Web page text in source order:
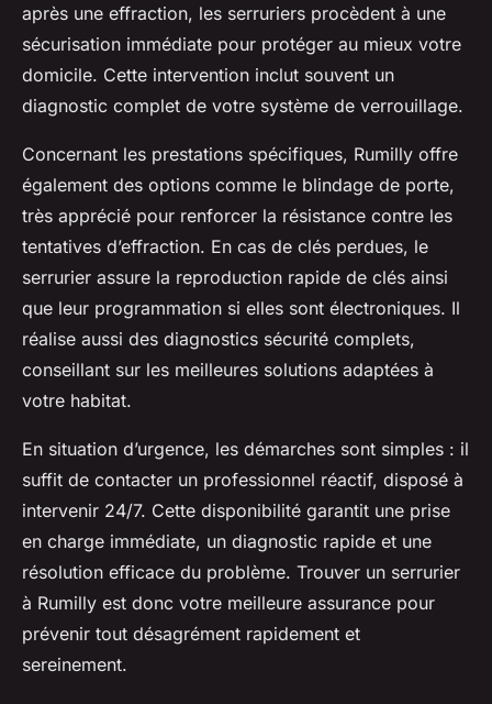
après une effraction, les serruriers procèdent à une
sécurisation immédiate pour protéger au mieux votre
domicile. Cette intervention inclut souvent un
diagnostic complet de votre système de verrouillage.
Concernant les prestations spécifiques, Rumilly offre
également des options comme le blindage de porte,
très apprécié pour renforcer la résistance contre les
tentatives d’effraction. En cas de clés perdues, le
serrurier assure la reproduction rapide de clés ainsi
que leur programmation si elles sont électroniques. Il
réalise aussi des diagnostics sécurité complets,
conseillant sur les meilleures solutions adaptées à
votre habitat.
En situation d’urgence, les démarches sont simples : il
suffit de contacter un professionnel réactif, disposé à
intervenir 24/7. Cette disponibilité garantit une prise
en charge immédiate, un diagnostic rapide et une
résolution efficace du problème. Trouver un serrurier
à Rumilly est donc votre meilleure assurance pour
prévenir tout désagrément rapidement et
sereinement.